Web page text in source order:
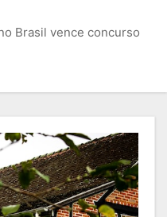
Brasil vence concurso